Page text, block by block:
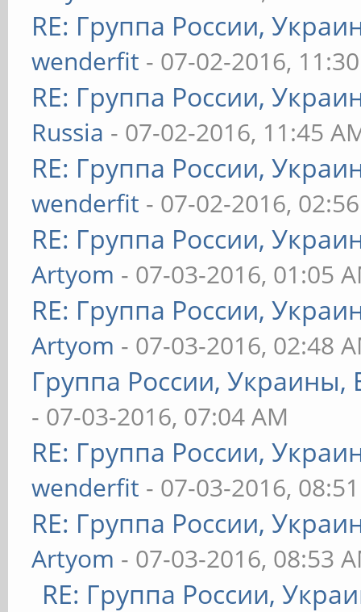
RE: Группа России,
wenderfit - 07-02-2016,
RE: Группа России,
Russia - 07-02-2016, 11:45
RE: Группа России,
wenderfit - 07-02-2016,
RE: Группа России,
Artyom - 07-03-2016, 01:05
RE: Группа России,
Artyom - 07-03-2016, 02:48
Группа России, Украины,
- 07-03-2016, 07:04 AM
RE: Группа России,
wenderfit - 07-03-2016,
RE: Группа России,
Artyom - 07-03-2016, 08:53
RE: Группа России,